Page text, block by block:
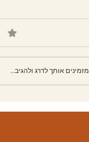
מזמינים אותך לדרג ולהגיב...